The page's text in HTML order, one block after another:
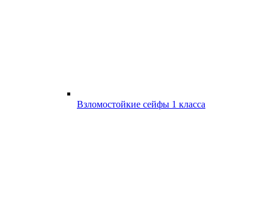
Взломостойкие сейфы 1 класса